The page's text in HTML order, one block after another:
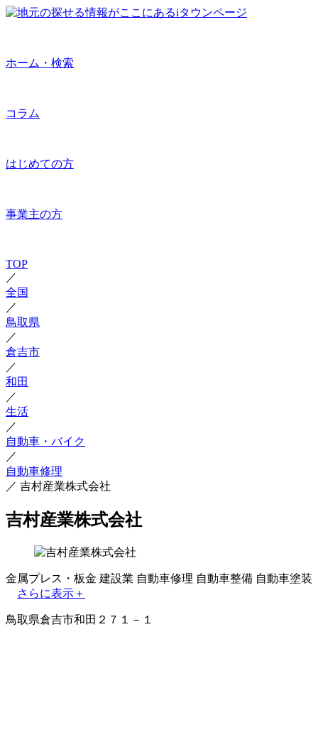
ホーム・検索
コラム
はじめての方
事業主の方
TOP
／
全国
／
鳥取県
／
倉吉市
／
和田
／
生活
／
自動車・バイク
／
自動車修理
／ 吉村産業株式会社
吉村産業株式会社
金属プレス・板金 建設業 自動車修理 自動車整備 自動車塗装
さらに表示＋
鳥取県倉吉市和田２７１－１